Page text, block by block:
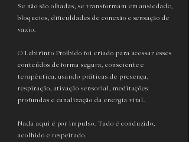
Se não são olhadas, se transformam em ansiedade,
bloqueios, dificuldades de conexão e sensação de
vazio.
O Labirinto Proibido foi criado para acessar esses
conteúdos de forma segura, consciente e
terapêutica, usando práticas de presença,
respiração, ativação sensorial, meditações
profundas e canalização da energia vital.
Nada aqui é por impulso. Tudo é conduzido,
acolhido e respeitado.